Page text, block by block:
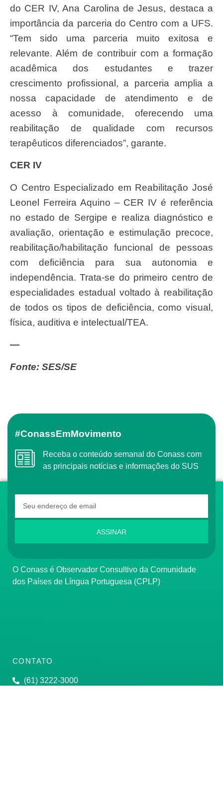
do CER IV, Ana Carolina de Jesus, destaca a
importância da parceria do Centro com a UFS.
“Tem sido uma parceria muito exitosa e
relevante. Além de contribuir com a formação
acadêmica dos estudantes e trazer
crescimento profissional, a parceria amplia a
nossa capacidade de atendimento e de
acesso à comunidade, oferecendo uma
reabilitação de qualidade com recursos
terapêuticos diferenciados”, garante.
CER IV
O Centro Especializado em Reabilitação José
Leonel Ferreira Aquino – CER IV é referência
no estado de Sergipe e realiza diagnóstico e
avaliação, orientação e estimulação precoce,
reabilitação/habilitação funcional de pessoas
com deficiência para sua autonomia e
independência. Trata-se do primeiro centro de
especialidades estadual voltado à reabilitação
de todos os tipos de deficiência, como visual,
física, auditiva e intelectual/TEA.
—
Fonte: SES/SE
#ConassEmMovimento
Receba o conteúdo semanal do Conass com
as principais notícias e informações do SUS
ASSINAR
O Conass é Observador Consultivo da Comunidade
dos Países de Língua Portuguesa (CPLP)
CONTATO
(61) 3222-3000